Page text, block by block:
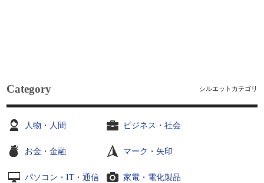
Category シルエットカテゴリ
人物・人間 ビジネス・社会
お金・金融 マーク・矢印
パソコン・IT・通信 家電・電化製品